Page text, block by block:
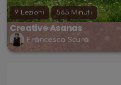
9 Lezioni 565 Minuti
Creative Asanas
Francesca Scura